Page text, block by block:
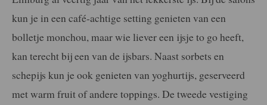
kun je in een café-achtige setting genieten van een
bolletje monchou, maar wie liever een ijsje to go heeft,
kan terecht bij een van de ijsbars. Naast sorbets en
schepijs kun je ook genieten van yoghurtijs, geserveerd
met warm fruit of andere toppings. De tweede vestiging